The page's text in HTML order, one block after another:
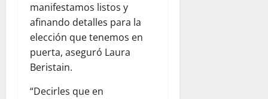
manifestamos listos y
afinando detalles para la
elección que tenemos en
puerta, aseguró Laura
Beristain.
“Decirles que en